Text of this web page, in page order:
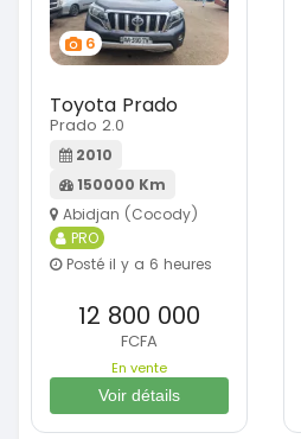
6
Toyota Prado
Prado 2.0
2010
150000 Km
Abidjan (Cocody)
PRO
Posté il y a 6 heures
12 800 000
FCFA
En vente
Voir détails